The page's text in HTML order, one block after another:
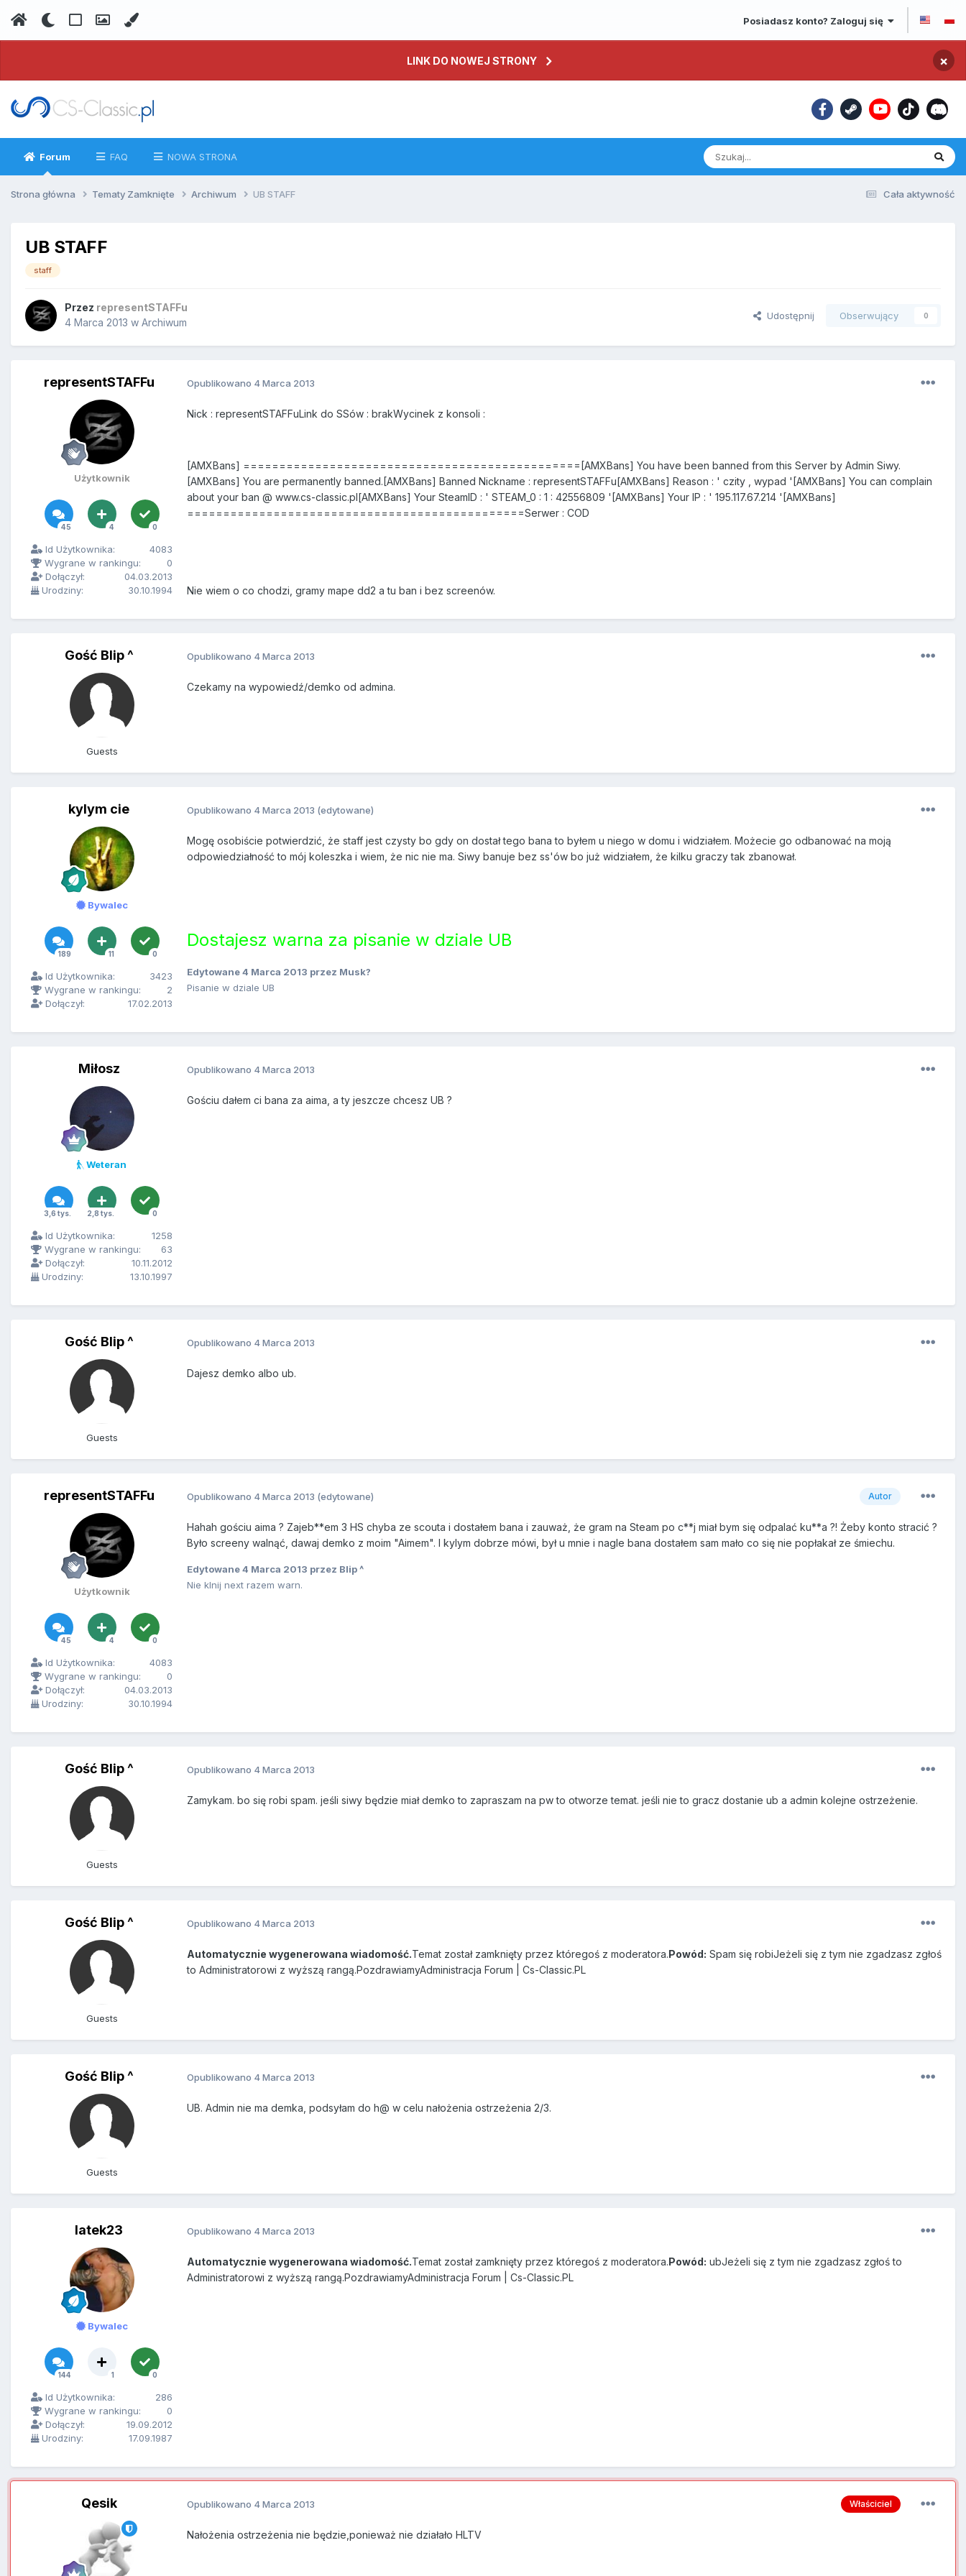
Posiadasz konto? Zaloguj się
LINK DO NOWEJ STRONY ×
Forum FAQ NOWA STRONA
Cała aktywność
Strona główna Tematy Zamknięte Archiwum UB STAFF
UB STAFF
staff
Przez representSTAFFu
4 Marca 2013 w Archiwum
Udostępnij Obserwujący 0
representSTAFFu
Użytkownik
45 4 0
Id Użytkownika:
4083
Wygrane w rankingu:
0
Dołączył:
04.03.2013
Urodziny:
30.10.1994
Opublikowano 4 Marca 2013
Nick : representSTAFFuLink do SSów : brakWycinek z konsoli :
[AMXBans] ===============================================[AMXBans] You have been banned from this Server by Admin Siwy.
[AMXBans] You are permanently banned.[AMXBans] Banned Nickname : representSTAFFu[AMXBans] Reason : ' czity , wypad '[AMXBans] You can complain
about your ban @ www.cs-classic.pl[AMXBans] Your SteamID : ' STEAM_0 : 1 : 42556809 '[AMXBans] Your IP : ' 195.117.67.214 '[AMXBans]
===============================================Serwer : COD
Nie wiem o co chodzi, gramy mape dd2 a tu ban i bez screenów.
Gość Blip ^
Guests
Opublikowano 4 Marca 2013
Czekamy na wypowiedź/demko od admina.
kylym cie
Bywalec
189 11 0
Id Użytkownika:
3423
Wygrane w rankingu:
2
Dołączył:
17.02.2013
Opublikowano 4 Marca 2013 (edytowane)
Mogę osobiście potwierdzić, że staff jest czysty bo gdy on dostał tego bana to byłem u niego w domu i widziałem. Możecie go odbanować na moją
odpowiedziałność to mój koleszka i wiem, że nic nie ma. Siwy banuje bez ss'ów bo już widziałem, że kilku graczy tak zbanował.
Dostajesz warna za pisanie w dziale UB
Edytowane4 Marca 2013 przez Musk?
Pisanie w dziale UB
Miłosz
Weteran
3,6 tys. 2,8 tys. 0
Id Użytkownika:
1258
Wygrane w rankingu:
63
Dołączył:
10.11.2012
Urodziny:
13.10.1997
Opublikowano 4 Marca 2013
Gościu dałem ci bana za aima, a ty jeszcze chcesz UB ?
Gość Blip ^
Guests
Opublikowano 4 Marca 2013
Dajesz demko albo ub.
representSTAFFu
Użytkownik
45 4 0
Id Użytkownika:
4083
Wygrane w rankingu:
0
Dołączył:
04.03.2013
Urodziny:
30.10.1994
Autor
Opublikowano 4 Marca 2013 (edytowane)
Hahah gościu aima ? Zajeb**em 3 HS chyba ze scouta i dostałem bana i zauważ, że gram na Steam po c**j miał bym się odpalać ku**a ?! Żeby konto stracić ?
Było screeny walnąć, dawaj demko z moim "Aimem". I kylym dobrze mówi, był u mnie i nagle bana dostałem sam mało co się nie popłakał ze śmiechu.
Edytowane4 Marca 2013 przez Blip ^
Nie klnij next razem warn.
Gość Blip ^
Guests
Opublikowano 4 Marca 2013
Zamykam. bo się robi spam. jeśli siwy będzie miał demko to zapraszam na pw to otworze temat. jeśli nie to gracz dostanie ub a admin kolejne ostrzeżenie.
Gość Blip ^
Guests
Opublikowano 4 Marca 2013
Automatycznie wygenerowana wiadomość.Temat został zamknięty przez któregoś z moderatora.Powód: Spam się robiJeżeli się z tym nie zgadzasz zgłoś
to Administratorowi z wyższą rangą.PozdrawiamyAdministracja Forum | Cs-Classic.PL
Gość Blip ^
Guests
Opublikowano 4 Marca 2013
UB. Admin nie ma demka, podsyłam do h@ w celu nałożenia ostrzeżenia 2/3.
latek23
Bywalec
144 1 0
Id Użytkownika:
286
Wygrane w rankingu:
0
Dołączył:
19.09.2012
Urodziny:
17.09.1987
Opublikowano 4 Marca 2013
Automatycznie wygenerowana wiadomość.Temat został zamknięty przez któregoś z moderatora.Powód: ubJeżeli się z tym nie zgadzasz zgłoś to
Administratorowi z wyższą rangą.PozdrawiamyAdministracja Forum | Cs-Classic.PL
Qesik Właściciel
Opublikowano 4 Marca 2013
Nałożenia ostrzeżenia nie będzie,ponieważ nie działało HLTV